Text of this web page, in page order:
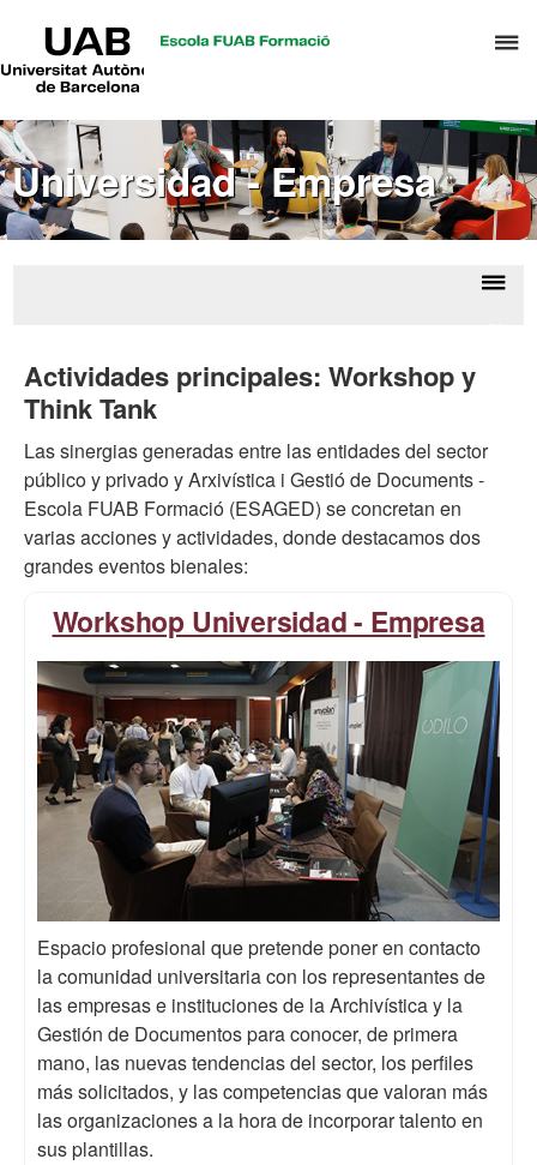
el
Universitat
Barcelona
Universidad - Empresa
Actividades principales: Workshop y
Think Tank
Las sinergias generadas entre las entidades del sector
público y privado y Arxivística i Gestió de Documents -
Escola FUAB Formació (ESAGED) se concretan en
varias acciones y actividades, donde destacamos dos
grandes eventos bienales:
Workshop Universidad - Empresa
Espacio profesional que pretende poner en contacto
la comunidad universitaria con los representantes de
las empresas e instituciones de la Archivística y la
Gestión de Documentos para conocer, de primera
mano, las nuevas tendencias del sector, los perfiles
más solicitados, y las competencias que valoran más
las organizaciones a la hora de incorporar talento en
sus plantillas.